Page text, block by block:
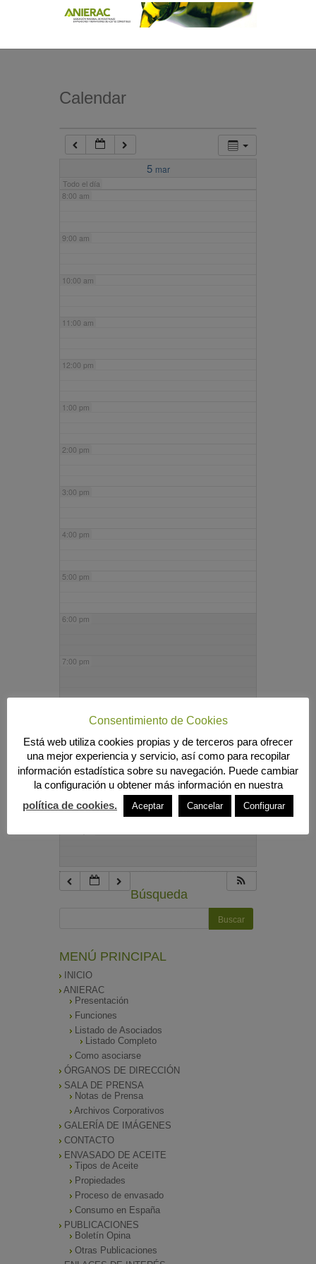
Calendar
5 mar
Todo el día
7:00 am
8:00 am
9:00 am
10:00 am
11:00 am
12:00 pm
1:00 pm
2:00 pm
3:00 pm
4:00 pm
5:00 pm
6:00 pm
7:00 pm
9:00 pm
10:00 pm
Búsqueda
MENÚ PRINCIPAL
INICIO
ANIERAC
Presentación
Funciones
Listado de Asociados
Listado Completo
Como asociarse
ÓRGANOS DE DIRECCIÓN
SALA DE PRENSA
Notas de Prensa
Archivos Corporativos
GALERÍA DE IMÁGENES
CONTACTO
ENVASADO DE ACEITE
Tipos de Aceite
Propiedades
Proceso de envasado
Consumo en España
PUBLICACIONES
Boletín Opina
Otras Publicaciones
Consentimiento de Cookies
Está web utiliza cookies propias y de terceros para ofrecer
una mejor experiencia y servicio, así como para recopilar
información estadística sobre su navegación. Puede cambiar
la configuración u obtener más información en nuestra
política de cookies.
Aceptar Cancelar Configurar